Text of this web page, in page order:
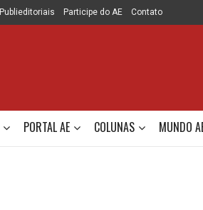
Publieditoriais Participe do AE Contato
PORTAL AE COLUNAS MUNDO